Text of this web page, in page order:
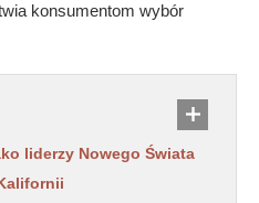
konsumentom wybór
liderzy Nowego Świata